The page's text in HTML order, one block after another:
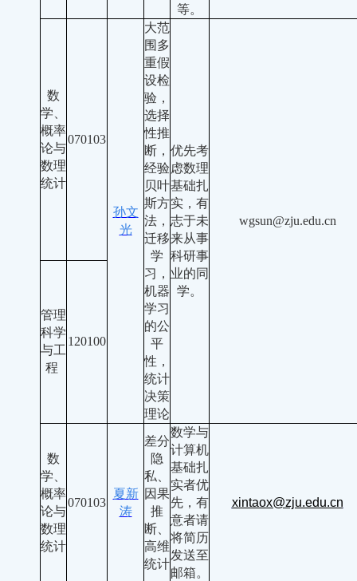
等。
数
学、
概率
论与
数理
统计
070103
孙文
光
大范
围多
重假
设检
验，
选择
性推
断，
经验
贝叶
斯方
法，
迁移
学
习，
机器
学习
的公
平
性，
统计
决策
理论
优先考
虑数理
基础扎
实，有
志于未
来从事
科研事
业的同
学。
wgsun@zju.edu.cn
管理
科学
与工
程
120100
数
学、
概率
论与
数理
统计
070103
夏新
涛
差分
隐
私、
因果
推
断、
高维
统计
数学与
计算机
基础扎
实者优
先，有
意者请
将简历
发送至
邮箱。
xintaox@zju.edu.cn